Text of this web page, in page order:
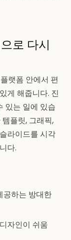
로 다시
랫폼 안에서 편
게 해줍니다. 진
있는 일에 있습
플릿, 그래픽,
라이드를 시각
다.
공하는 방대한
자인이 쉬움